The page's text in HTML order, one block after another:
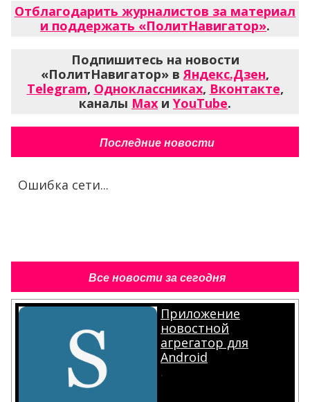
Отблагодарить журналистов за материал
и поддержать «ПолитНавигатор».
Подпишитесь на новости
«ПолитНавигатор» вЯндекс.Дзен,
Telegram, Одноклассниках, Вконтакте,
каналы Max и YouTube.
Последние новости
Ошибка сети...
Все новости за сегодня
Приложение
новостной
агрегатор для
Android
.